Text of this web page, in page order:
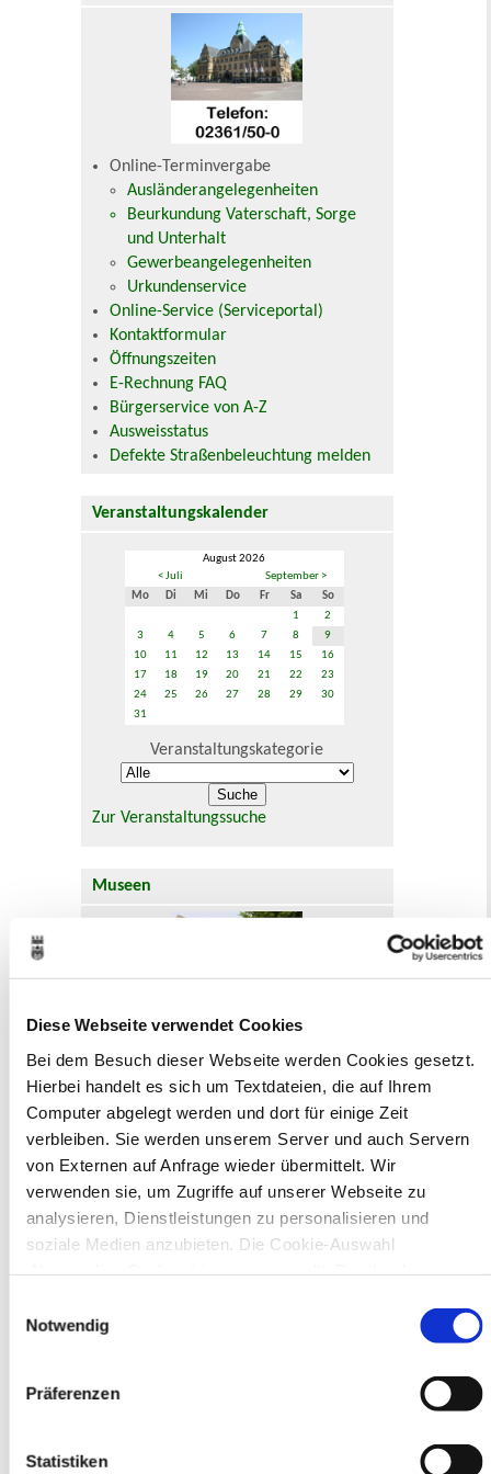
Diese Webseite verwendet Cookies
Bei dem Besuch dieser Webseite werden Cookies gesetzt.
Hierbei handelt es sich um Textdateien, die auf Ihrem
Computer abgelegt werden und dort für einige Zeit
verbleiben. Sie werden unserem Server und auch Servern
von Externen auf Anfrage wieder übermittelt. Wir
verwenden sie, um Zugriffe auf unserer Webseite zu
analysieren, Dienstleistungen zu personalisieren und
soziale Medien anzubieten. Die Cookie-Auswahl
(USA) mit unzureichendem Datenschutzniveau verarbeiten.
Überwachungszwecken von anderen missbraucht werden,
ohne dass Sie sich mit einem Rechtsbehelf hiervor
werden, wie lang sie gespeichert werden, von wem sie
Notwendig
Präferenzen
Statistiken
Online-Terminvergabe
Ausländerangelegenheiten
Beurkundung Vaterschaft, Sorge
und Unterhalt
Gewerbeangelegenheiten
Urkundenservice
Online-Service (Serviceportal)
Kontaktformular
Öffnungszeiten
E-Rechnung FAQ
Bürgerservice von A-Z
Ausweisstatus
Defekte Straßenbeleuchtung melden
Veranstaltungskalender
August 2026
< Juli
September >
Mo
Di Mi Do Fr Sa
So
1
2
3
4 5 6 7 8
9
10
11 12 13 14 15
16
17
18 19 20 21 22
23
24
25 26 27 28 29
30
31
Veranstaltungskategorie
Zur Veranstaltungssuche
Museen
In Recklinghausen gibt es verschiedene
Museen zu entdecken, darunter das
Ikonen-Museum und die
Kunsthalle. Mehr
Bürgerbeteiligung
Online-Beteiligungsportal der
Stadtverwaltung
Bebauungsplänen und Änderungen zum